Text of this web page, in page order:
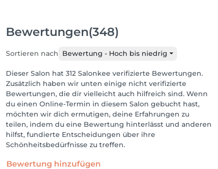
Bewertungen(348)
Sortieren nach Bewertung - Hoch bis niedrig
Dieser Salon hat 312 Salonkee verifizierte Bewertungen.
Zusätzlich haben wir unten einige nicht verifizierte
Bewertungen, die dir vielleicht auch hilfreich sind. Wenn
du einen Online-Termin in diesem Salon gebucht hast,
möchten wir dich ermutigen, deine Erfahrungen zu
teilen, indem du eine Bewertung hinterlässt und anderen
hilfst, fundierte Entscheidungen über ihre
Schönheitsbedürfnisse zu treffen.
Bewertung hinzufügen